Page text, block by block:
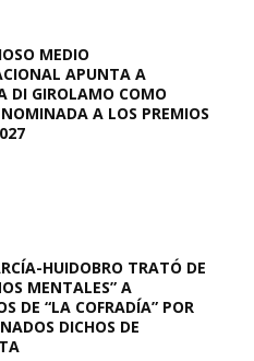
MEDIO
APUNTA A
DI GIROLAMO COMO
A LOS PREMIOS
HUIDOBRO TRATÓ DE
MENTALES” A
DE “LA COFRADÍA” POR
DICHOS DE